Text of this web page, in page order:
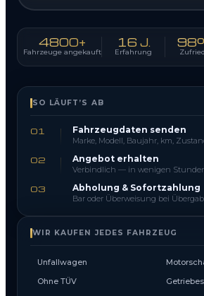
4800+
Fahrzeuge angekauft
16 J.
Erfahrung
SO LÄUFT’S AB
01 Fahrzeugdaten senden
Marke, Modell, Baujahr, km,
02 Angebot erhalten
Verbindlich — in wenigen
03 Abholung & Sofortzahlung
Bar oder Überweisung bei
WIR KAUFEN JEDES FAHRZEUG
Unfallwagen
Ohne TÜV